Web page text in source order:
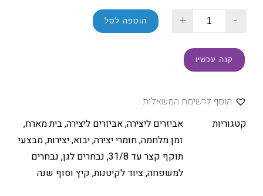
-
+ הוספה לסל
קנה עכשיו
הוסף לרשימת המשאלות
קטגוריות
אביזרים ליצירה,אביזרים ליצירה,בית מארח,
זמן מלחמה,חומרי יצירה,יבוא,יצירות,מבצעי
תוקף קצר עד 31/8
, נבחרים לגן, נבחרים
למשפחה,ציוד לקיטנות, קיץ וסוף שנה